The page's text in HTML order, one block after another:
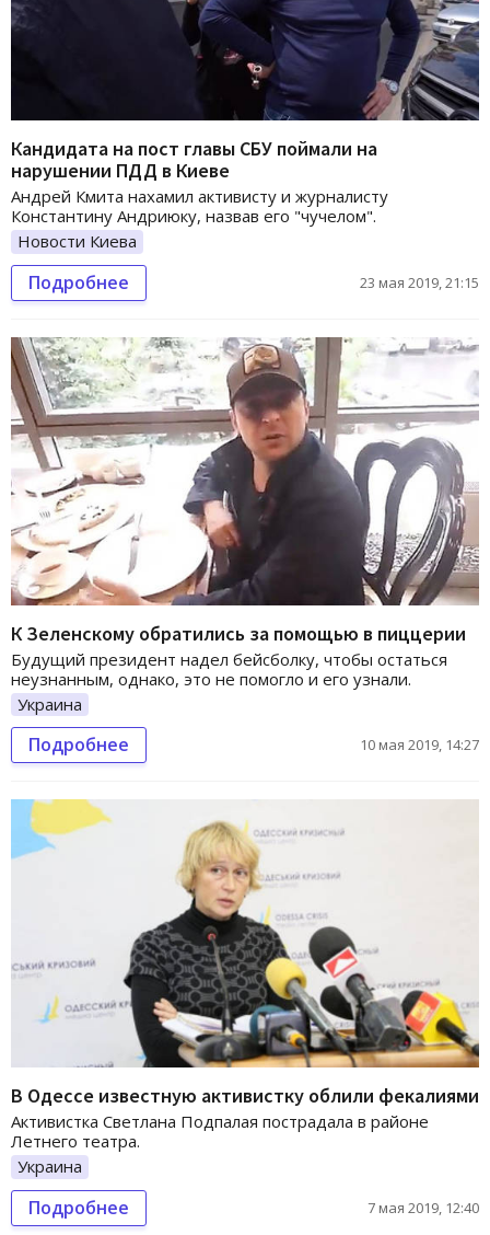
Кандидата на пост главы СБУ поймали на
нарушении ПДД в Киеве
Андрей Кмита нахамил активисту и журналисту
Константину Андриюку, назвав его "чучелом".
Новости Киева
Подробнее 23 мая 2019, 21:15
К Зеленскому обратились за помощью в пиццерии
Будущий президент надел бейсболку, чтобы остаться
неузнанным, однако, это не помогло и его узнали.
Украина
Подробнее 10 мая 2019, 14:27
В Одессе известную активистку облили фекалиями
Активистка Светлана Подпалая пострадала в районе
Летнего театра.
Украина
Подробнее 7 мая 2019, 12:40